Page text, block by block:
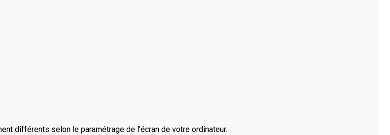
différents selon le paramétrage de l’écran de votre ordinateur.